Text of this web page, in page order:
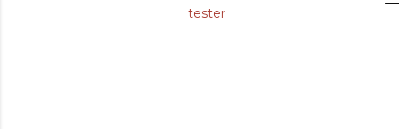
tester